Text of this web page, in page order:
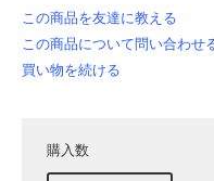
この商品を友達に教える
この商品について問い合わせ
買い物を続ける
購入数